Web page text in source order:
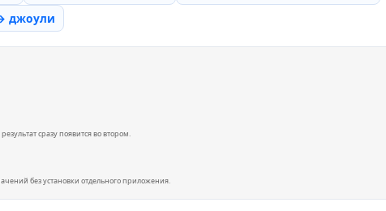
джоули
сразу появится во втором.
без установки отдельного приложения.